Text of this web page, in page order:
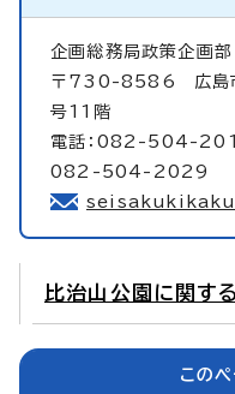
企画総務局政策企画
〒730-8586 広島
号11階
電話：082-504-2014
082-504-2029
比治山公園に関す
この